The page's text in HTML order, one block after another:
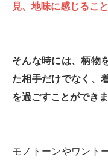
見、地味に感じるこ
そんな時には、柄物
た相手だけでなく、
を過ごすことができま
モノトーンやワント